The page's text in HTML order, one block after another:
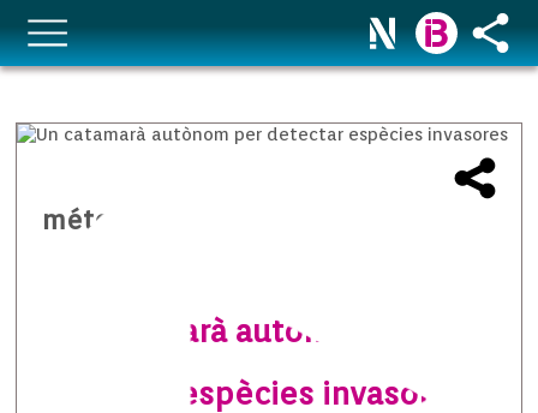
méteo temps i natura
Un catamarà autònom per
detectar espècies invasores